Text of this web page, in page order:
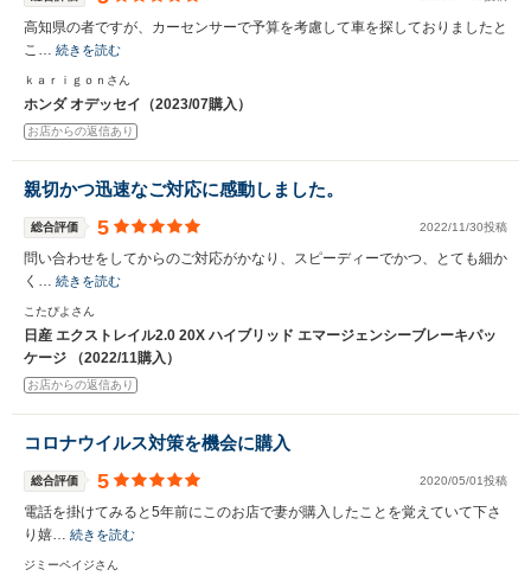
高知県の者ですが、カーセンサーで予算を考慮して車を探しておりましたと
こ… 続きを読む
ｋａｒｉｇｏｎさん
ホンダ オデッセイ（2023/07購入）
お店からの返信あり
親切かつ迅速なご対応に感動しました。
総合評価 5 2022/11/30投稿
問い合わせをしてからのご対応がかなり、スピーディーでかつ、とても細か
く… 続きを読む
こたぴよさん
日産 エクストレイル2.0 20X ハイブリッド エマージェンシーブレーキパッ
ケージ （2022/11購入）
お店からの返信あり
コロナウイルス対策を機会に購入
総合評価 5 2020/05/01投稿
電話を掛けてみると5年前にこのお店で妻が購入したことを覚えていて下さ
り嬉… 続きを読む
ジミーペイジさん